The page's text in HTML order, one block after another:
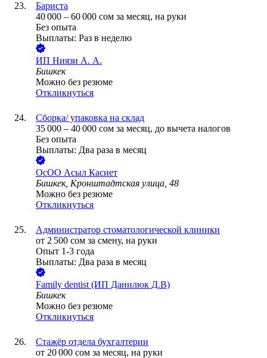
Бариста
40 000 – 60 000 сом за месяц, на руки
Без опыта
Выплаты: Раз в неделю
ИП Ниязи А. А.
Бишкек
Можно без резюме
Откликнуться
Сборка/ упаковка на склад
35 000 – 40 000 сом за месяц, до вычета налогов
Без опыта
Выплаты: Два раза в месяц
ОсОО Асыл Касиет
Бишкек, Кронштадтская улица, 48
Можно без резюме
Откликнуться
Администратор стоматологической клиники
от 2 500 сом за смену, на руки
Опыт 1-3 года
Выплаты: Два раза в месяц
Family dentist (ИП Данилюк Д.В)
Бишкек
Можно без резюме
Откликнуться
Стажёр отдела бухгалтерии
от 20 000 сом за месяц, на руки